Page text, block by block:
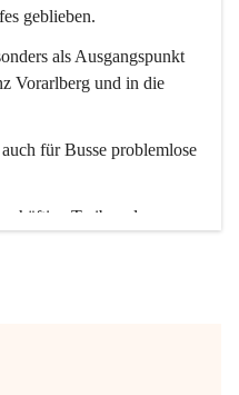
geblieben.
als Ausgangspunkt
Vorarlberg und in die
für Busse problemlose
Treiben der